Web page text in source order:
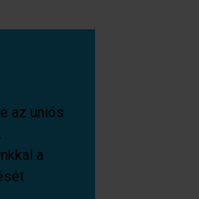
az uniós
a